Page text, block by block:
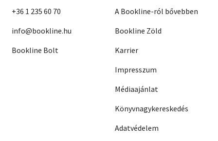
+36 1 235 60 70
info@bookline.hu
Bookline Bolt
A Bookline-ról bővebben
Bookline Zöld
Karrier
Impresszum
Médiaajánlat
Könyvnagykereskedés
Adatvédelem